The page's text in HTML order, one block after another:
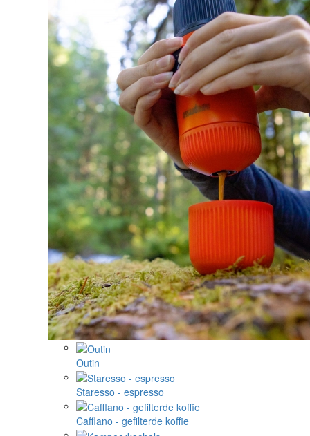
Outin
Staresso - espresso
Cafflano - gefilterde koffie